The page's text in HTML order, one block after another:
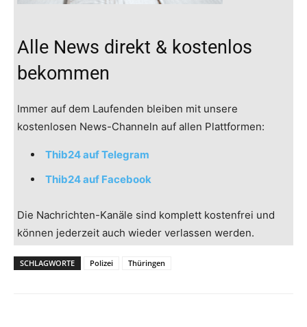
Alle News direkt & kostenlos
bekommen
Immer auf dem Laufenden bleiben mit unsere
kostenlosen News-Channeln auf allen Plattformen:
Thib24 auf Telegram
Thib24 auf Facebook
Die Nachrichten-Kanäle sind komplett kostenfrei und
können jederzeit auch wieder verlassen werden.
SCHLAGWORTE Polizei Thüringen